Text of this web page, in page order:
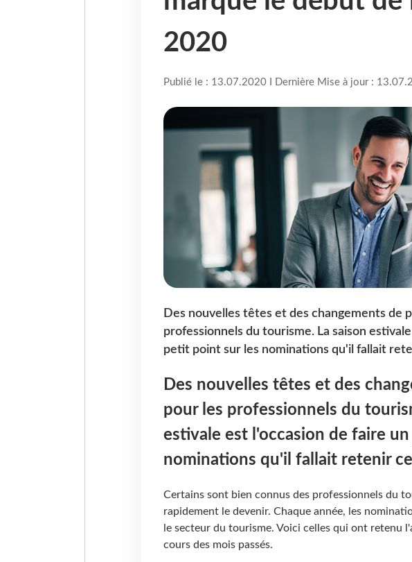
2020
Publié le : 13.07.2020 I Dernière Mise à jour :
Des nouvelles têtes et des changements de
professionnels du tourisme. La saison
petit point sur les nominations qu'il fallait
Des nouvelles têtes et des
pour les professionnels du
estivale est l'occasion de faire
nominations qu'il fallait retenir
Certains sont bien connus des professionnels du
rapidement le devenir. Chaque année, les
le secteur du tourisme. Voici celles qui ont retenu
cours des mois passés.